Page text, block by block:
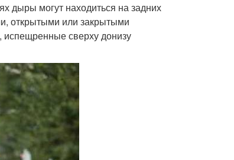
дыры могут находиться на задних
открытыми или закрытыми
сверху донизу